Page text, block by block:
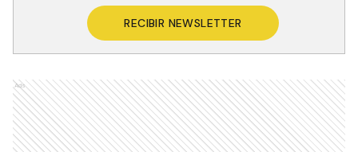
RECIBIR NEWSLETTER
Ads